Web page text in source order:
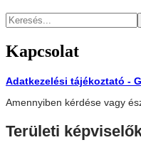
Kapcsolat
Adatkezelési tájékoztató -
Amennyiben kérdése vagy
Területi